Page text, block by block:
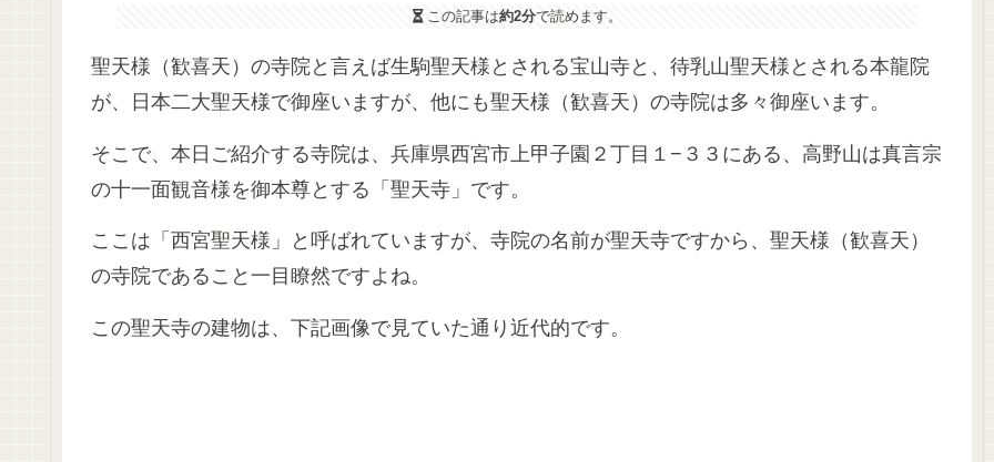
この記事は約2分で読めます。
聖天様（歓喜天）の寺院と言えば生駒聖天様とされる宝山寺と、待乳山聖天様とされる本龍院
が、日本二大聖天様で御座いますが、他にも聖天様（歓喜天）の寺院は多々御座います。
そこで、本日ご紹介する寺院は、兵庫県西宮市上甲子園２丁目１−３３にある、高野山は真言宗
の十一面観音様を御本尊とする「聖天寺」です。
ここは「西宮聖天様」と呼ばれていますが、寺院の名前が聖天寺ですから、聖天様（歓喜天）
の寺院であること一目瞭然ですよね。
この聖天寺の建物は、下記画像で見ていた通り近代的です。